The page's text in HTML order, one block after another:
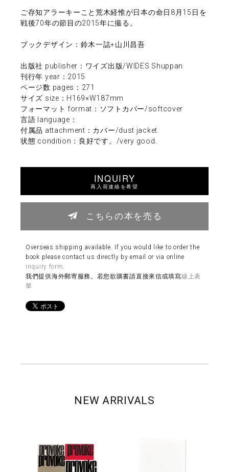
ご存知アラーキーこと荒木経惟が日本の命日8月15日を
戦後70年の節目の2015年に撮る。
ブックデザイン：鈴木一誌+山川昌吾
出版社 publisher：ワイズ出版/WIDES Shuppan
刊行年 year：2015
ページ数 pages：271
サイズ size：H169×W187mm
フォーマット format：ソフトカバー/softcover
言語 language：
付属品 attachment：カバー/dust jacket.
状態 condition：良好です。/very good.
INQUIRY
再入荷連絡を希望
こちらの本を売る
Overseas shipping available. If you would like to order the
book please contact us directly by email or via online
inquiry form.
我們提供海外郵寄服務。若您欲購書請直接來信或填寫線上表
單
NEW ARRIVALS